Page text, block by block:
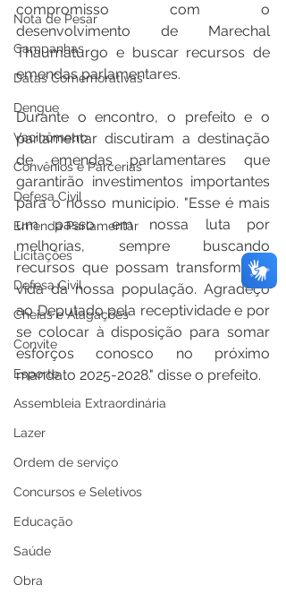
Nota de Pesar
Campanhas
Datas Comemorativas
Dengue
Vacinômetro
Convênios e Parcerias
Defesa Civil
Emenda Parlamentar
Licitações
Defesa Civil
Cheias e Alagações
Convite
Esporte
Assembleia Extraordinária
Lazer
Ordem de serviço
Concursos e Seletivos
Educação
Saúde
Obra
compromisso com o
desenvolvimento de Marechal
Thaumaturgo e buscar recursos de
emendas parlamentares.
Durante o encontro, o prefeito e o
parlamentar discutiram a destinação
de emendas parlamentares que
garantirão investimentos importantes
para o nosso município. "Esse é mais
um passo em nossa luta por
melhorias, sempre buscando
recursos que possam transformar a
vida da nossa população. Agradeço
ao Deputado pela receptividade e por
se colocar à disposição para somar
esforços conosco no próximo
mandato 2025-2028." disse o prefeito.